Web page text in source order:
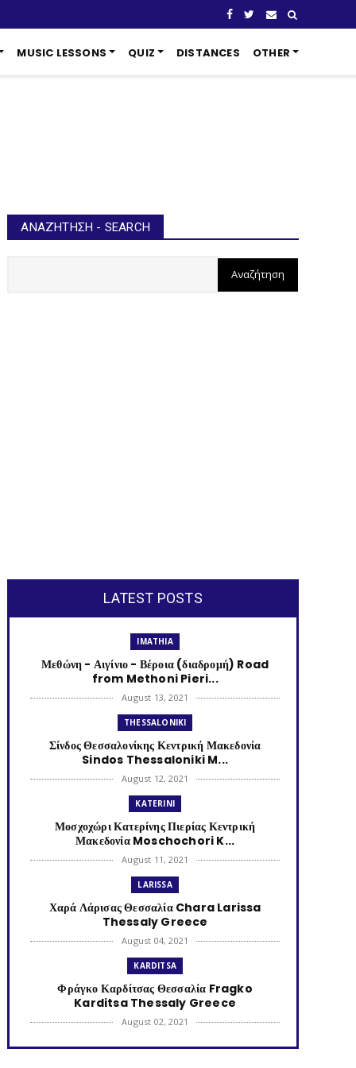
MUSIC LESSONS QUIZ DISTANCES OTHER
ΑΝΑΖΉΤΗΣΗ - SEARCH
LATEST POSTS
IMATHIA
Μεθώνη - Αιγίνιο - Βέροια (διαδρομή) Road
from Methoni Pieri...
August 13, 2021
THESSALONIKI
Σίνδος Θεσσαλονίκης Κεντρική Μακεδονία
Sindos Thessaloniki M...
August 12, 2021
KATERINI
Μοσχοχώρι Κατερίνης Πιερίας Κεντρική
Μακεδονία Moschochori K...
August 11, 2021
LARISSA
Χαρά Λάρισας Θεσσαλία Chara Larissa
Thessaly Greece
August 04, 2021
KARDITSA
Φράγκο Καρδίτσας Θεσσαλία Fragko
Karditsa Thessaly Greece
August 02, 2021
KATERINI